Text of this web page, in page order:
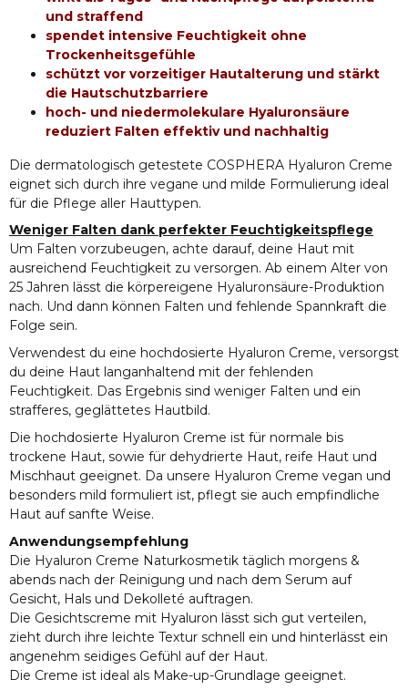
und straffend
spendet intensive Feuchtigkeit ohne
Trockenheitsgefühle
schützt vor vorzeitiger Hautalterung und stärkt
die Hautschutzbarriere
hoch- und niedermolekulare Hyaluronsäure
reduziert Falten effektiv und nachhaltig
Die dermatologisch getestete COSPHERA Hyaluron Creme
eignet sich durch ihre vegane und milde Formulierung ideal
für die Pflege aller Hauttypen.
Weniger Falten dank perfekter Feuchtigkeitspflege
Um Falten vorzubeugen, achte darauf, deine Haut mit
ausreichend Feuchtigkeit zu versorgen. Ab einem Alter von
25 Jahren lässt die körpereigene Hyaluronsäure-Produktion
nach. Und dann können Falten und fehlende Spannkraft die
Folge sein.
Verwendest du eine hochdosierte Hyaluron Creme, versorgst
du deine Haut langanhaltend mit der fehlenden
Feuchtigkeit. Das Ergebnis sind weniger Falten und ein
strafferes, geglättetes Hautbild.
Die hochdosierte Hyaluron Creme ist für normale bis
trockene Haut, sowie für dehydrierte Haut, reife Haut und
Mischhaut geeignet. Da unsere Hyaluron Creme vegan und
besonders mild formuliert ist, pflegt sie auch empfindliche
Haut auf sanfte Weise.
Anwendungsempfehlung
Die Hyaluron Creme Naturkosmetik täglich morgens &
abends nach der Reinigung und nach dem Serum auf
Gesicht, Hals und Dekolleté auftragen.
Die Gesichtscreme mit Hyaluron lässt sich gut verteilen,
zieht durch ihre leichte Textur schnell ein und hinterlässt ein
angenehm seidiges Gefühl auf der Haut.
Die Creme ist ideal als Make-up-Grundlage geeignet.